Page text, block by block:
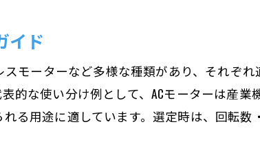
イド
スモーターなど多様な種類があり、それぞ
的な使い分け例として、ACモーターは産業
る用途に適しています。選定時は、回転